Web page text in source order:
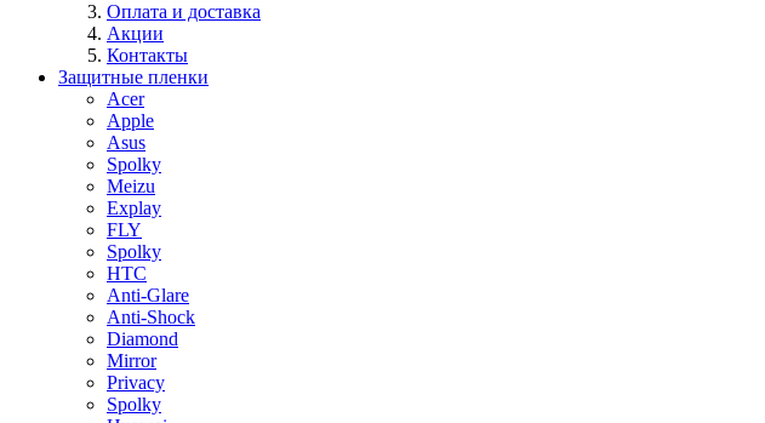
Оплата и доставка
Акции
Контакты
Защитные пленки
Acer
Apple
Asus
Spolky
Meizu
Explay
FLY
Spolky
HTC
Anti-Glare
Anti-Shock
Diamond
Mirror
Privacy
Spolky